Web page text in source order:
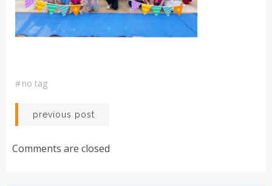
#no tag
投
稿
previous post
Comments are closed